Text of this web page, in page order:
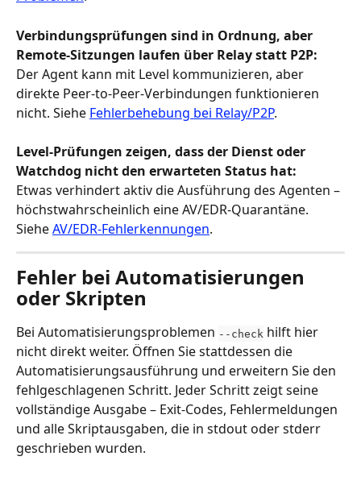
Verbindungsprüfungen sind in Ordnung, aber
Remote-Sitzungen laufen über Relay statt P2P:
Der Agent kann mit Level kommunizieren, aber
direkte Peer-to-Peer-Verbindungen funktionieren
nicht. Siehe Fehlerbehebung bei Relay/P2P.
Level-Prüfungen zeigen, dass der Dienst oder
Watchdog nicht den erwarteten Status hat:
Etwas verhindert aktiv die Ausführung des Agenten –
höchstwahrscheinlich eine AV/EDR-Quarantäne.
Siehe AV/EDR-Fehlerkennungen.
Fehler bei Automatisierungen
oder Skripten
Bei Automatisierungsproblemen --check hilft hier
nicht direkt weiter. Öffnen Sie stattdessen die
Automatisierungsausführung und erweitern Sie den
fehlgeschlagenen Schritt. Jeder Schritt zeigt seine
vollständige Ausgabe – Exit-Codes, Fehlermeldungen
und alle Skriptausgaben, die in stdout oder stderr
geschrieben wurden.